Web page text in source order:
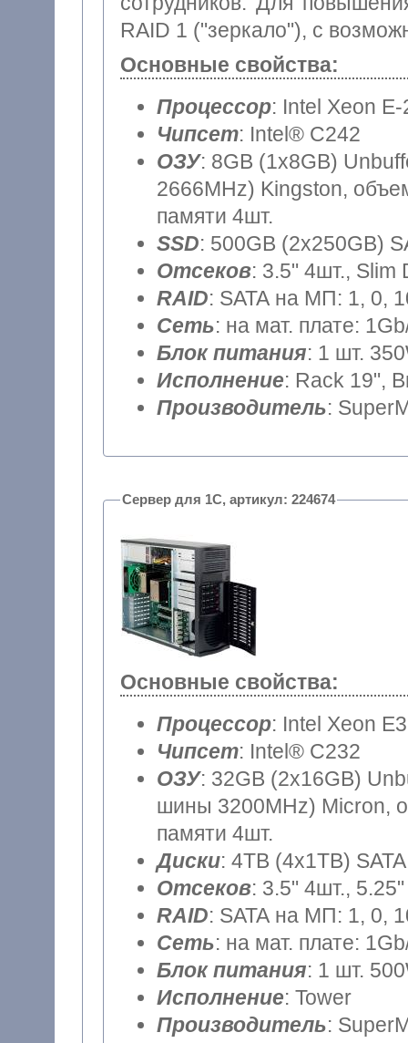
RAID 1 ("зеркало"), с
Основные свойства:
Процессор: Intel Xeon
Чипсет: Intel® C242
ОЗУ: 8GB (1x8GB)
2666MHz) Kingston,
памяти 4шт.
SSD: 500GB (2x250GB)
Отсеков: 3.5" 4шт., Slim
RAID: SATA на МП: 1, 0,
Сеть: на мат. плате:
Блок питания: 1 шт.
Исполнение: Rack 19",
Производитель:
Сервер для 1С, артикул: 224674
Основные свойства:
Процессор: Intel Xeon
Чипсет: Intel® C232
ОЗУ: 32GB (2x16GB)
шины 3200MHz) Micron,
памяти 4шт.
Диски: 4TB (4x1TB)
Отсеков: 3.5" 4шт.,
RAID: SATA на МП: 1, 0,
Сеть: на мат. плате:
Блок питания: 1 шт.
Исполнение: Tower
Производитель: